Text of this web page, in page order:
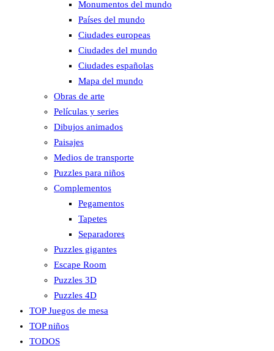
Monumentos del mundo
Países del mundo
Ciudades europeas
Ciudades del mundo
Ciudades españolas
Mapa del mundo
Obras de arte
Películas y series
Dibujos animados
Paisajes
Medios de transporte
Puzzles para niños
Complementos
Pegamentos
Tapetes
Separadores
Puzzles gigantes
Escape Room
Puzzles 3D
Puzzles 4D
TOP Juegos de mesa
TOP niños
TODOS